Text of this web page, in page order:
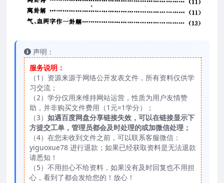
声明：
服务说明：
（1）资源来源于网络公开发表文件，所有资料仅供学
习交流；
（2）学分仅用来维持网站运营，性质为用户友情赞
助，并非购买文件费用（1元=1学分）；
（3） 如遇百度网盘分享链接失效，可以在链接显示下
方提交工单，管理员都会及时处理的或加微信处理；
（4）在您未收到文件之前，可以联系客服微信：
yiguoxue78 进行退款；如果已经获取资料是无法退款
请悉知！
（5）不用担心不给资料，如果没有及时回复也不用担
心，看到了都会发给您的！放心！